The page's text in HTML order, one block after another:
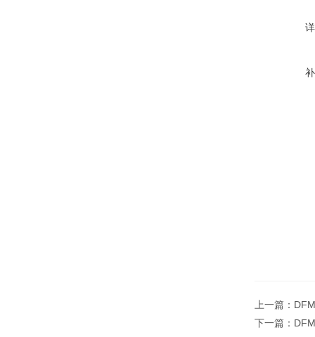
上一篇：
下一篇：